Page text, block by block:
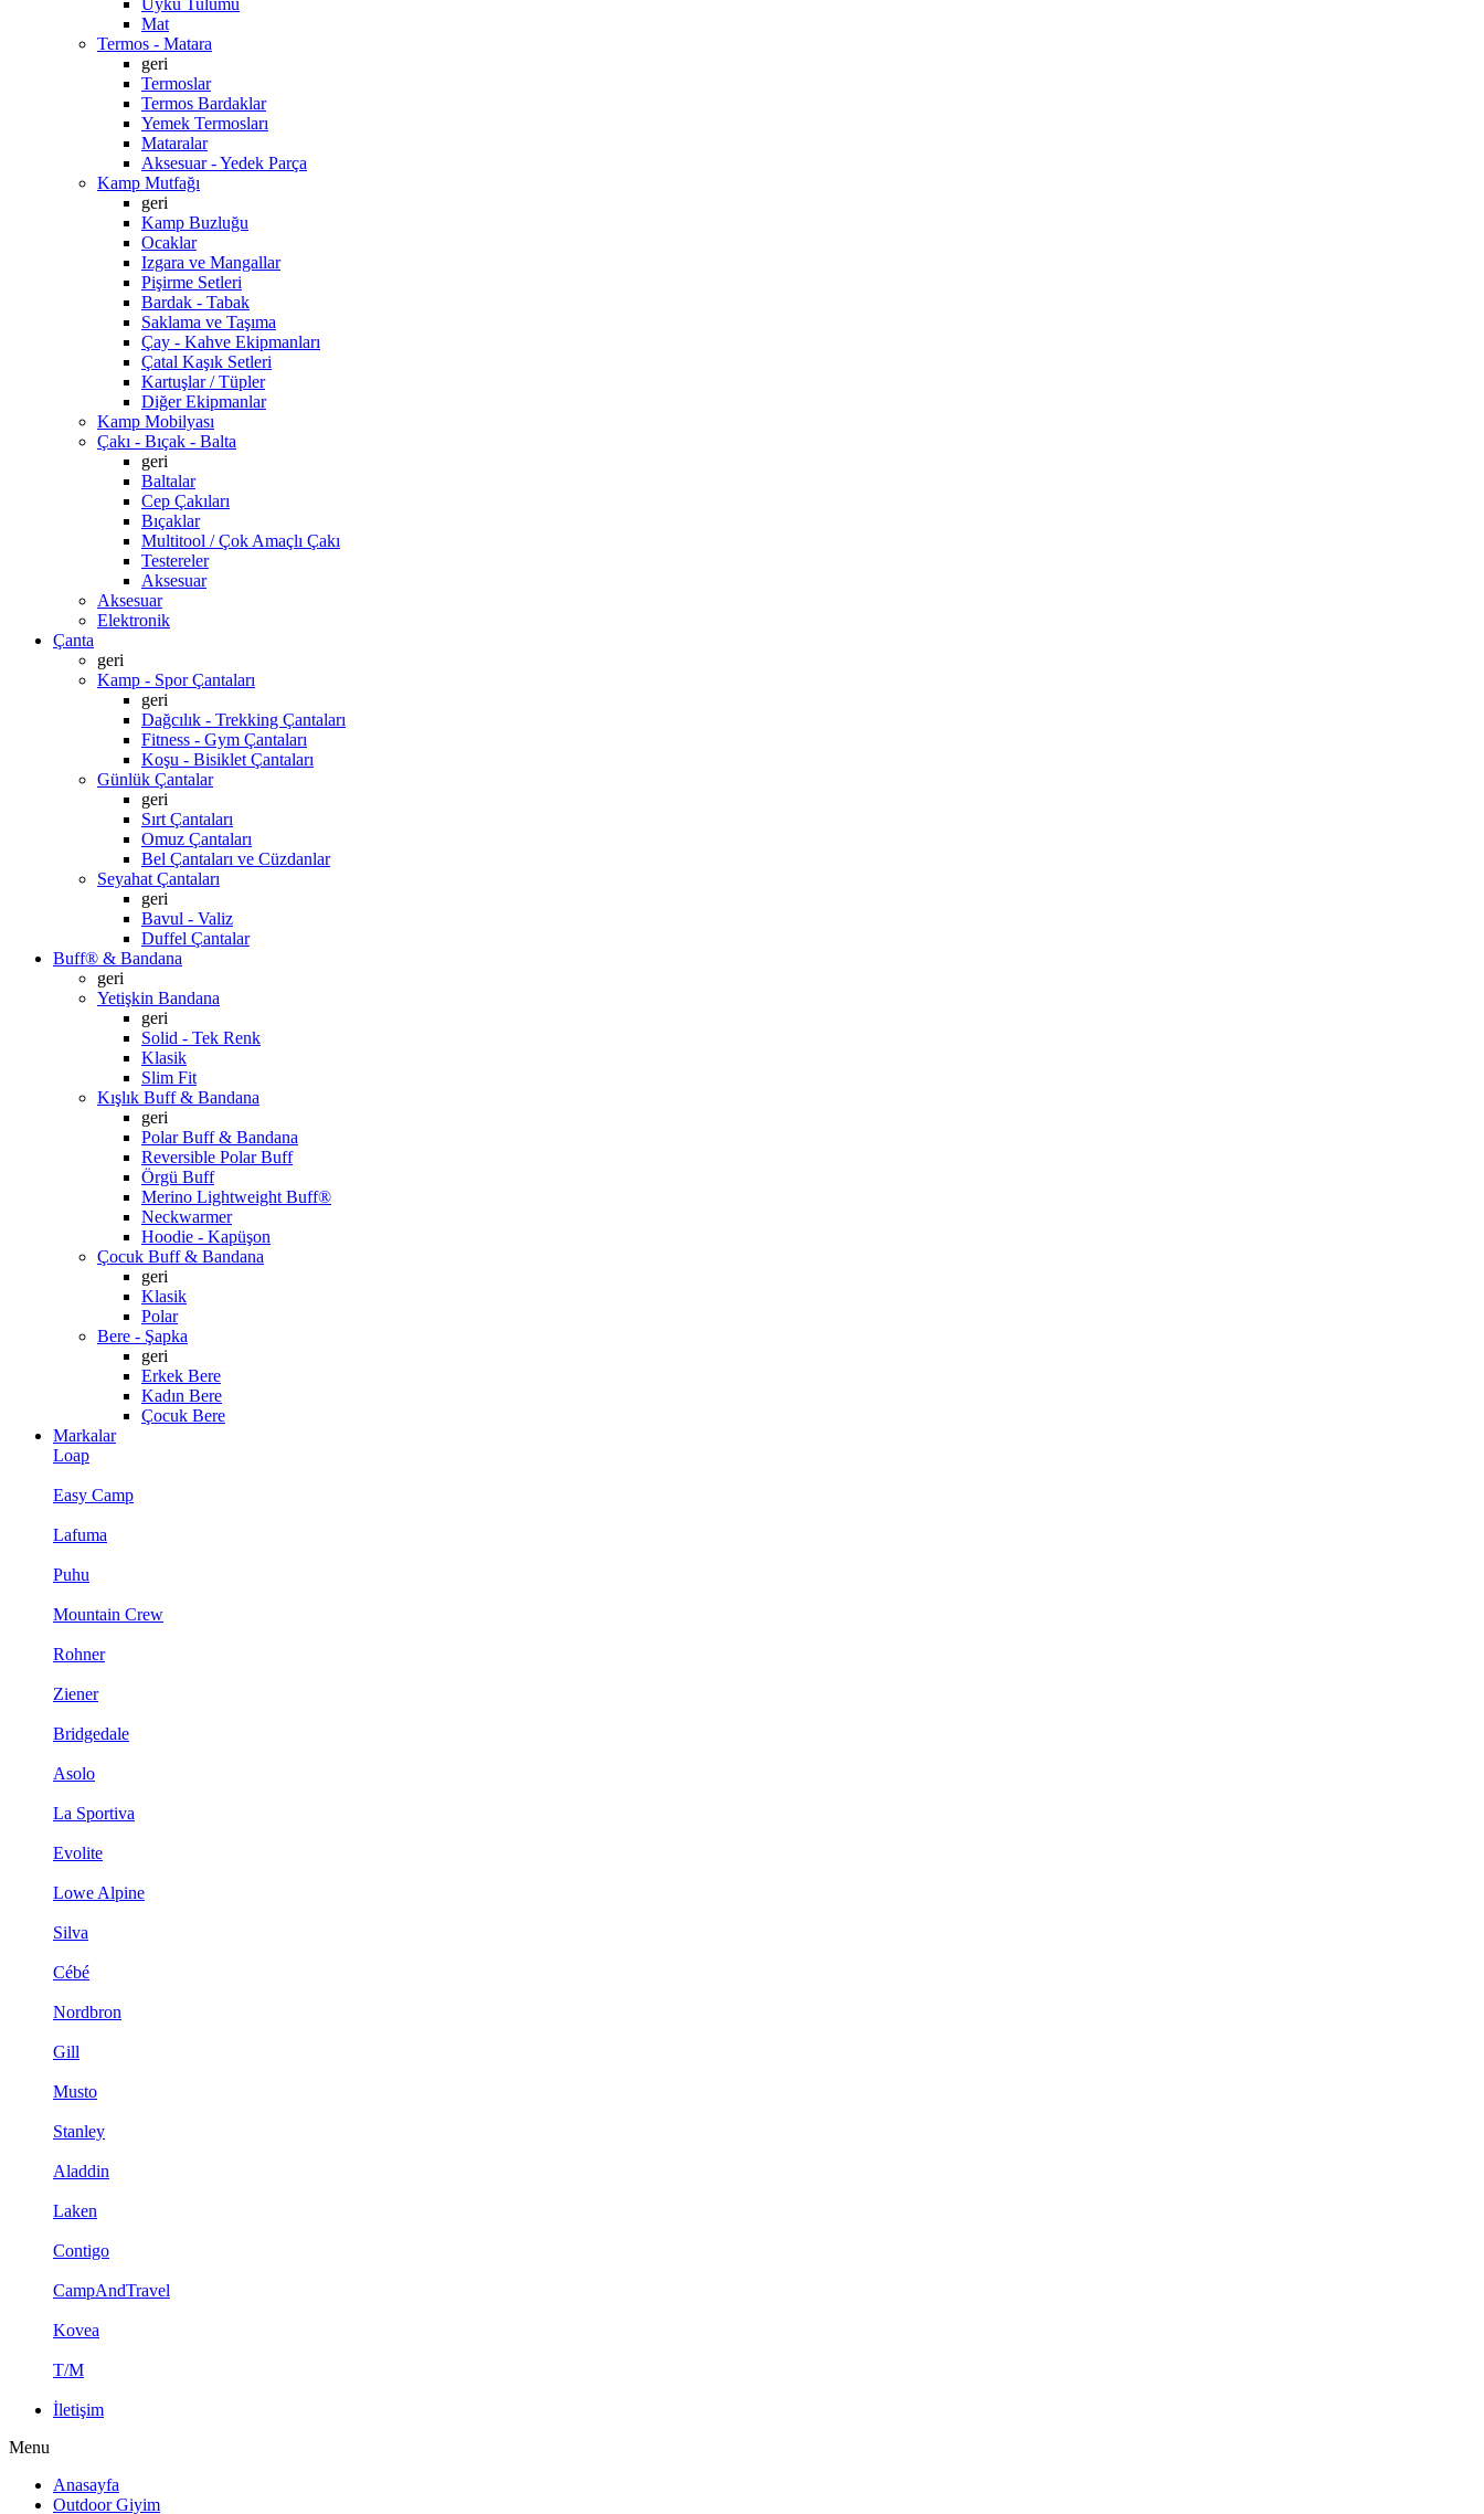
Uyku Tulumu
Mat
Termos - Matara
geri
Termoslar
Termos Bardaklar
Yemek Termosları
Mataralar
Aksesuar - Yedek Parça
Kamp Mutfağı
geri
Kamp Buzluğu
Ocaklar
Izgara ve Mangallar
Pişirme Setleri
Bardak - Tabak
Saklama ve Taşıma
Çay - Kahve Ekipmanları
Çatal Kaşık Setleri
Kartuşlar / Tüpler
Diğer Ekipmanlar
Kamp Mobilyası
Çakı - Bıçak - Balta
geri
Baltalar
Cep Çakıları
Bıçaklar
Multitool / Çok Amaçlı Çakı
Testereler
Aksesuar
Aksesuar
Elektronik
Çanta
geri
Kamp - Spor Çantaları
geri
Dağcılık - Trekking Çantaları
Fitness - Gym Çantaları
Koşu - Bisiklet Çantaları
Günlük Çantalar
geri
Sırt Çantaları
Omuz Çantaları
Bel Çantaları ve Cüzdanlar
Seyahat Çantaları
geri
Bavul - Valiz
Duffel Çantalar
Buff® & Bandana
geri
Yetişkin Bandana
geri
Solid - Tek Renk
Klasik
Slim Fit
Kışlık Buff & Bandana
geri
Polar Buff & Bandana
Reversible Polar Buff
Örgü Buff
Merino Lightweight Buff®
Neckwarmer
Hoodie - Kapüşon
Çocuk Buff & Bandana
geri
Klasik
Polar
Bere - Şapka
geri
Erkek Bere
Kadın Bere
Çocuk Bere
Markalar
Loap
Easy Camp
Lafuma
Puhu
Mountain Crew
Rohner
Ziener
Bridgedale
Asolo
La Sportiva
Evolite
Lowe Alpine
Silva
Cébé
Nordbron
Gill
Musto
Stanley
Aladdin
Laken
Contigo
CampAndTravel
Kovea
T/M
İletişim
Menu
Anasayfa
Outdoor Giyim